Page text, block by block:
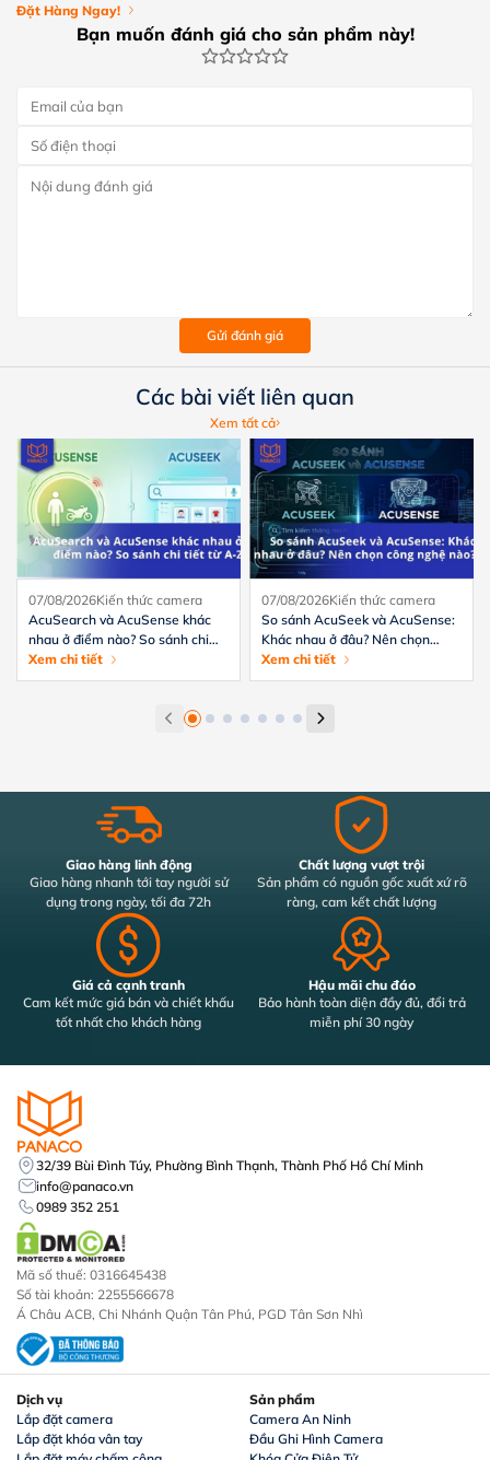
Đặt Hàng Ngay!
Bạn muốn đánh giá cho sản phẩm này!
Gửi đánh giá
Các bài viết liên quan
Xem tất cả
07/08/2026Kiến thức camera
AcuSearch và AcuSense khác
nhau ở điểm nào? So sánh chi
tiết từ A-Z
Xem chi tiết
07/08/2026Kiến thức camera
So sánh AcuSeek và AcuSense:
Khác nhau ở đâu? Nên chọn
công nghệ nào?
Xem chi tiết
Giao hàng linh động
Giao hàng nhanh tới tay người sử
dụng trong ngày, tối đa 72h
Chất lượng vượt trội
Sản phẩm có nguồn gốc xuất xứ rõ
ràng, cam kết chất lượng
Giá cả cạnh tranh
Cam kết mức giá bán và chiết khấu
tốt nhất cho khách hàng
Hậu mãi chu đáo
Bảo hành toàn diện đầy đủ, đổi trả
miễn phí 30 ngày
Dịch vụ
Lắp đặt camera
Lắp đặt khóa vân tay
Sản phẩm
Camera An Ninh
Đầu Ghi Hình Camera
32/39 Bùi Đình Túy, Phường Bình Thạnh, Thành Phố Hồ Chí Minh
info@panaco.vn
0989 352 251
Mã số thuế: 0316645438
Số tài khoản: 2255566678
Á Châu ACB, Chi Nhánh Quận Tân Phú, PGD Tân Sơn Nhì